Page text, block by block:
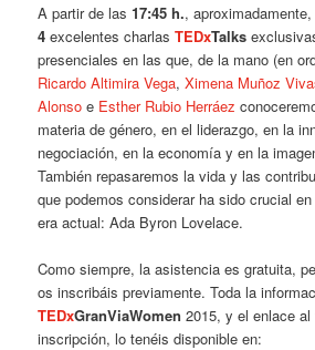
A partir de las17:45 h.,
4 excelentes charlasTEDxTalks
presenciales en las que, de la mano (en
Ricardo Altimira Vega,Ximena Muñoz
Alonso e Esther Rubio Herráez
materia de género, en el liderazgo, en la
negociación, en la economía y en la
También repasaremos la vida y las
que podemos considerar ha sido crucial
era actual: Ada Byron Lovelace.
Como siempre, la asistencia es gratuita,
os inscribáis previamente. Toda la
TEDxGranViaWomen 2015, y el enlace
inscripción, lo tenéis disponible en: